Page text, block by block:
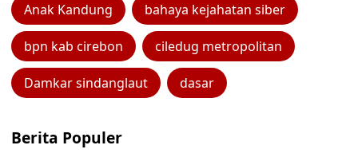
Anak Kandung bahaya kejahatan siber
bpn kab cirebon ciledug metropolitan
Damkar sindanglaut dasar
Berita Populer